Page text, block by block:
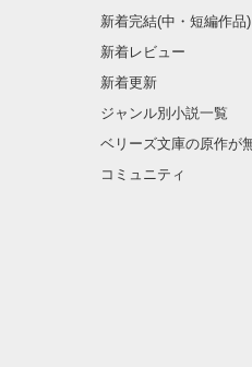
新着完結(中・短編作品)
新着レビュー
新着更新
ジャンル別小説一覧
ベリーズ文庫の原作が
コミュニティ